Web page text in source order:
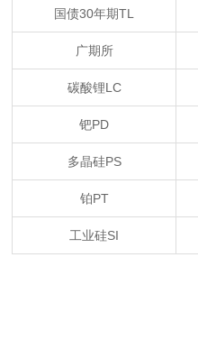
国债30年期TL
广期所
碳酸锂LC
钯PD
多晶硅PS
铂PT
工业硅SI